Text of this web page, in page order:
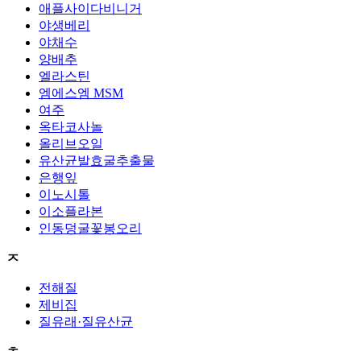
애플사이다비니거
야생베리
야채수
양배추
엘라스틴
엠에스엠 MSM
여주
옥타코사놀
올리브오일
유산균발효굴추출물
은행잎
이노시톨
이소플라본
인동덩굴꽃봉오리
ㅈ
전해질
제비집
질유래·질유산균